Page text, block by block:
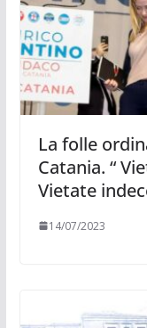
La folle
Catania. “
Vietate
14/07/2023